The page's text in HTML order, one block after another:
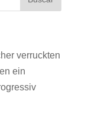
verruckten
ein